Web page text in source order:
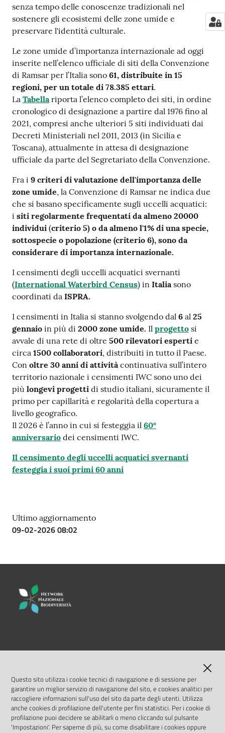
senza tempo delle conoscenze tradizionali nel
sostenere gli ecosistemi delle zone umide e
preservare l'identità culturale.
Le zone umide d’importanza internazionale ad oggi
inserite nell’elenco ufficiale di siti della Convenzione
di Ramsar per l’Italia sono 61, distribuite in 15
regioni, per un totale di 78.385 ettari.
La Tabella riporta l’elenco completo dei siti, in ordine
cronologico di designazione a partire dal 1976 fino al
2021, compresi anche ulteriori 5 siti individuati dai
Decreti Ministeriali nel 2011, 2013 (in Sicilia e
Toscana), attualmente in attesa di designazione
ufficiale da parte del Segretariato della Convenzione.
Fra i 9 criteri di valutazione dell'importanza delle
zone umide, la Convenzione di Ramsar ne indica due
che si basano specificamente sugli uccelli acquatici:
i siti regolarmente frequentati da almeno 20000
individui (criterio 5) o da almeno l'1% di una specie,
sottospecie o popolazione (criterio 6), sono da
considerare di importanza internazionale.
I censimenti degli uccelli acquatici svernanti
(International Waterbird Census) in Italia sono
coordinati da ISPRA.
I censimenti in Italia si stanno svolgendo dal 6 al 25
gennaio in più di 2000 zone umide. Il progetto si
avvale di una rete di oltre 500 rilevatori esperti e
circa 1500 collaboratori, distribuiti in tutto il Paese.
Con oltre 30 anni di attività continuativa sull’intero
territorio nazionale i censimenti IWC sono uno dei
più longevi progetti di studio italiani, sicuramente il
primo per capillarità e regolarità della copertura a
livello geografico.
Il 2026 è l’anno in cui si festeggia il 60°
anniversario dei censimenti IWC.
Il censimento degli uccelli acquatici svernanti
festeggia i suoi primi 60 anni
Ultimo aggiornamento
09-02-2026 08:02
LINK UTILI
MASE
ISPRA
Geoportale Nazionale
Questo sito utilizza i cookie tecnici di navigazione e di sessione per
garantire un miglior servizio di navigazione del sito, e cookies analitici per
raccogliere informazioni sull'uso del sito da parte degli utenti. Utilizza
anche cookies di profilazione dell'utente per fini statistici. Per i cookie di
profilazione puoi decidere se abilitarli o meno cliccando sul pulsante
'Impostazioni'. Per saperne di più, su come disabilitare i cookies oppure